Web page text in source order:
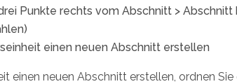
Punkte rechts vom Abschnitt > Abschnitt
einen neuen Abschnitt erstellen
einen neuen Abschnitt erstellen, ordnen